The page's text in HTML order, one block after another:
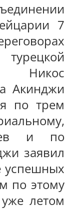
7
Никос
Акинджи
по трем
и по
заявил
успешных
по этому
летом